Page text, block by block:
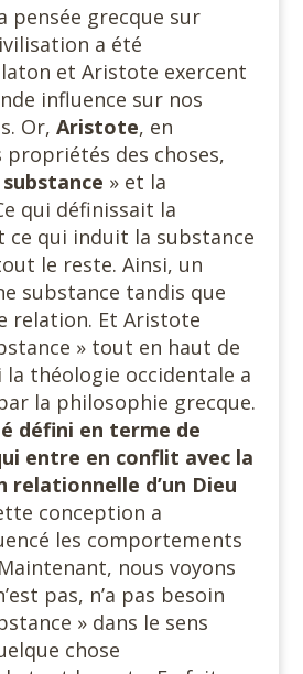
pensée grecque sur
a été
et Aristote exercent
influence sur nos
Or, Aristote, en
propriétés des choses,
substance » et la
qui définissait la
ce qui induit la substance
le reste. Ainsi, un
substance tandis que
relation. Et Aristote
» tout en haut de
la théologie occidentale a
la philosophie grecque.
défini en terme de
entre en conflit avec la
d’un Dieu
conception a
les comportements
nous voyons
pas, n’a pas besoin
» dans le sens
chose